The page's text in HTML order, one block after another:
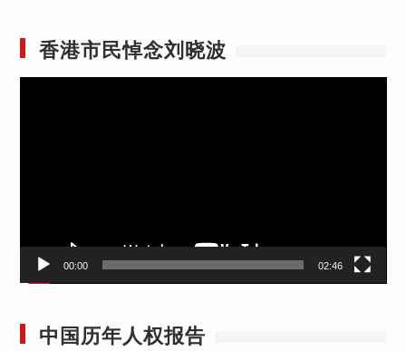
香港市民悼念刘晓波
00:00 02:46
中国历年人权报告